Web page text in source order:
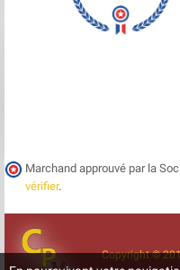
Marchand approuvé par la
vérifier.
Copyright ©